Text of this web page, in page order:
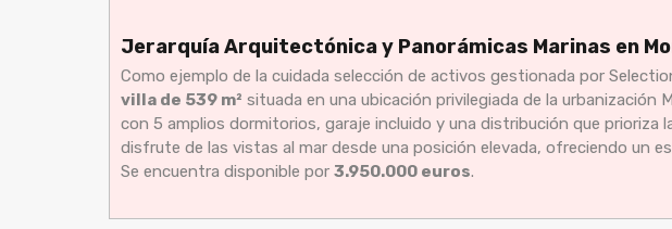
Jerarquía Arquitectónica y Panorámicas Marinas en
Como ejemplo de la cuidada selección de activos gestionada por
villa de 539 m² situada en una ubicación privilegiada de la urbanización
con 5 amplios dormitorios, garaje incluido y una distribución que prioriza
disfrute de las vistas al mar desde una posición elevada, ofreciendo un
Se encuentra disponible por 3.950.000 euros.